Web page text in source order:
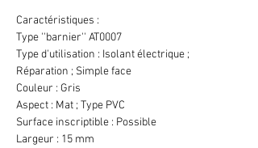
Caractéristiques :
Type ''barnier'' AT0007
Type d'utilisation : Isolant électrique ;
Réparation ; Simple face
Couleur : Gris
Aspect : Mat ; Type PVC
Surface inscriptible : Possible
Largeur : 15 mm